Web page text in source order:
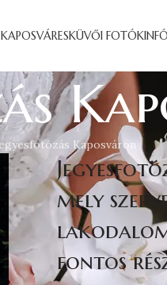
ESKÜVŐI FOTÓKINFÓ
Kaposváron
mely
fontos